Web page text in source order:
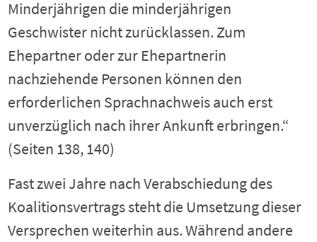
Minderjährigen die minderjährigen
Geschwister nicht zurücklassen. Zum
Ehepartner oder zur Ehepartnerin
nachziehende Personen können den
erforderlichen Sprachnachweis auch erst
unverzüglich nach ihrer Ankunft erbringen.“
(Seiten 138, 140)
Fast zwei Jahre nach Verabschiedung des
Koalitionsvertrags steht die Umsetzung dieser
Versprechen weiterhin aus. Während andere